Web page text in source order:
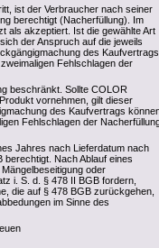
ist der Verbraucher nach seiner
berechtigt (Nacherfüllung). Im
als akzeptiert. Ist die gewählte Art
der Anspruch auf die jeweils
des Kaufvertrags
Fehlschlagen der
beschränkt. Sollte COLOR
vornehmen, gilt dieser
des Kaufvertrags
Fehlschlagen der
Jahres nach Lieferdatum nach
berechtigt. Nach Ablauf eines
oder
i. S. d. § 478 II BGB fordern,
die auf § 478 BGB zurückgehen,
im Sinne des